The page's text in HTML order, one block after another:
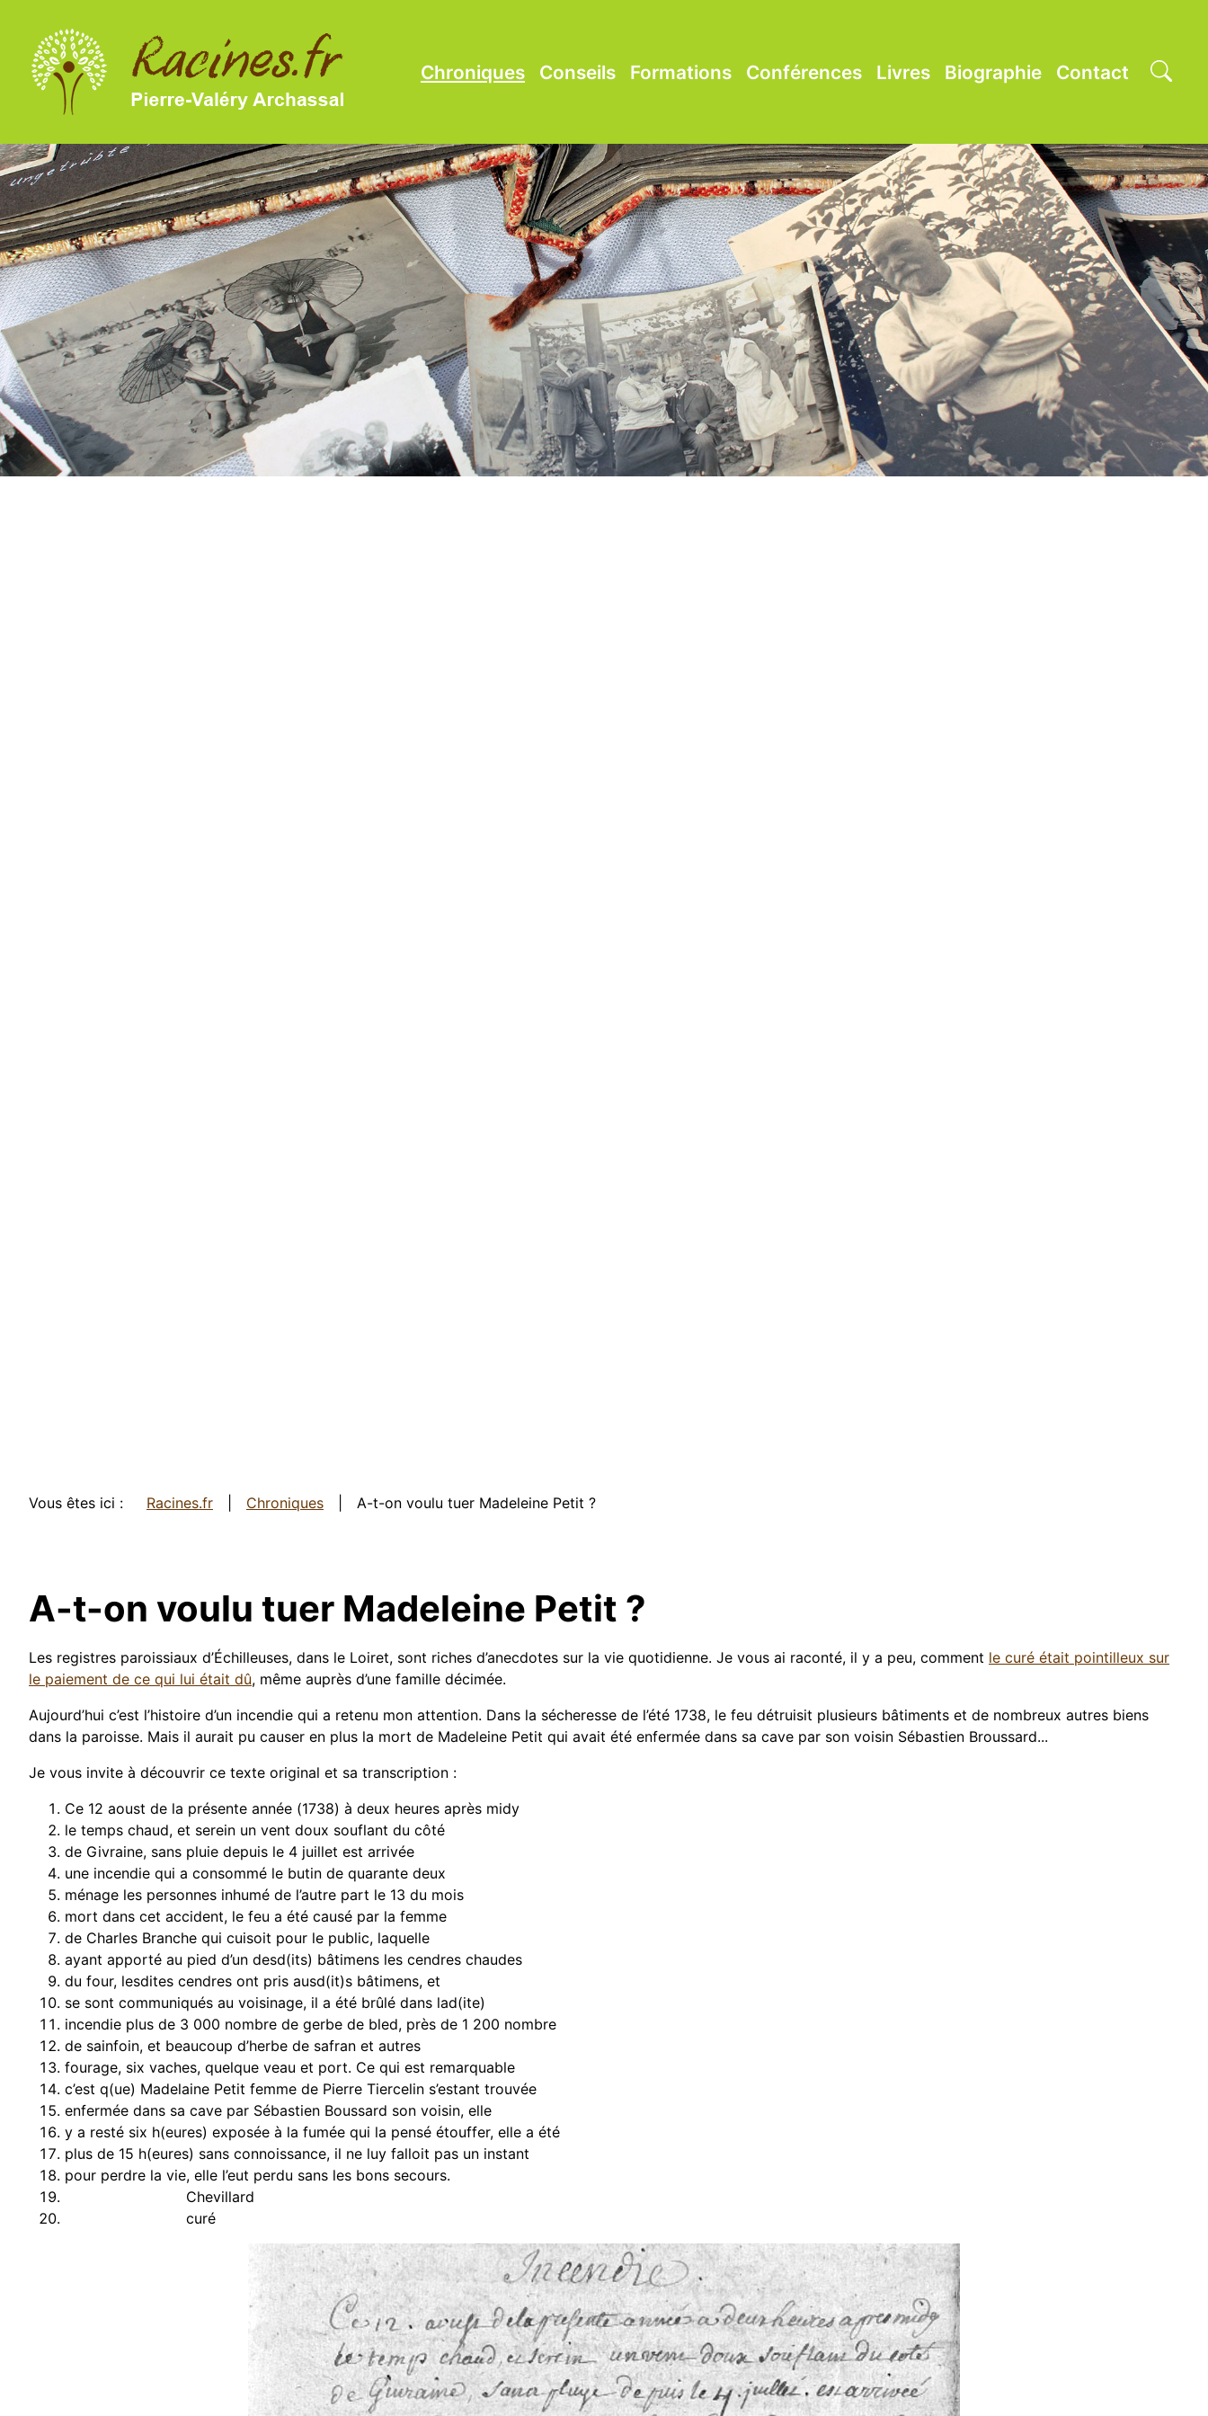
SKIP TO MAIN CONTENT
Chroniques
Conseils Formations Conférences Livres Biographie Contact
Vous êtes ici : Racines.fr Chroniques A-t-on voulu tuer Madeleine Petit ?
A-t-on voulu tuer Madeleine Petit ?
Les registres paroissiaux d’Échilleuses, dans le Loiret, sont riches d’anecdotes sur la vie quotidienne. Je vous ai raconté, il y a peu, comment le curé était pointilleux sur
le paiement de ce qui lui était dû, même auprès d’une famille décimée.
Aujourd’hui c’est l’histoire d’un incendie qui a retenu mon attention. Dans la sécheresse de l’été 1738, le feu détruisit plusieurs bâtiments et de nombreux autres biens
dans la paroisse. Mais il aurait pu causer en plus la mort de Madeleine Petit qui avait été enfermée dans sa cave par son voisin Sébastien Broussard...
Je vous invite à découvrir ce texte original et sa transcription :
Ce 12 aoust de la présente année (1738) à deux heures après midy
le temps chaud, et serein un vent doux souflant du côté
de Givraine, sans pluie depuis le 4 juillet est arrivée
une incendie qui a consommé le butin de quarante deux
ménage les personnes inhumé de l’autre part le 13 du mois
mort dans cet accident, le feu a été causé par la femme
de Charles Branche qui cuisoit pour le public, laquelle
ayant apporté au pied d’un desd(its) bâtimens les cendres chaudes
du four, lesdites cendres ont pris ausd(it)s bâtimens, et
se sont communiqués au voisinage, il a été brûlé dans lad(ite)
incendie plus de 3 000 nombre de gerbe de bled, près de 1 200 nombre
de sainfoin, et beaucoup d’herbe de safran et autres
fourage, six vaches, quelque veau et port. Ce qui est remarquable
c’est q(ue) Madelaine Petit femme de Pierre Tiercelin s’estant trouvée
enfermée dans sa cave par Sébastien Boussard son voisin, elle
y a resté six h(eures) exposée à la fumée qui la pensé étouffer, elle a été
plus de 15 h(eures) sans connoissance, il ne luy falloit pas un instant
pour perdre la vie, elle l’eut perdu sans les bons secours.
Chevillard
curé